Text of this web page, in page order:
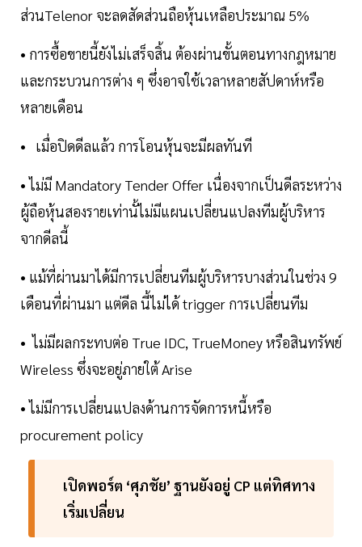
ส่วนTelenor จะลดสัดส่วนถือหุ้นเหลือประมาณ 5%
• การซื้อขายนี้ยังไม่เสร็จสิ้น ต้องผ่านขั้นตอนทางกฎหมาย
และกระบวนการต่าง ๆ ซึ่งอาจใช้เวลาหลายสัปดาห์หรือ
หลายเดือน
• เมื่อปิดดีลแล้ว การโอนหุ้นจะมีผลทันที
• ไม่มี Mandatory Tender Offer เนื่องจากเป็นดีลระหว่าง
ผู้ถือหุ้นสองรายเท่านั้ไม่มีแผนเปลี่ยนแปลงทีมผู้บริหาร
จากดีลนี้
• แม้ที่ผ่านมาได้มีการเปลี่ยนทีมผู้บริหารบางส่วนในช่วง 9
เดือนที่ผ่านมา แต่ดีล นี้ไม่ได้ trigger การเปลี่ยนทีม
• ไม่มีผลกระทบต่อ True IDC, TrueMoney หรือสินทรัพย์
Wireless ซึ่งจะอยู่ภายใต้ Arise
• ไม่มีการเปลี่ยนแปลงด้านการจัดการหนี้หรือ
procurement policy
เปิดพอร์ต ‘ศุภชัย’ ฐานยังอยู่ CP แต่ทิศทาง
เริ่มเปลี่ยน